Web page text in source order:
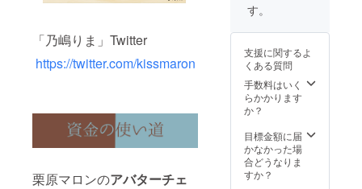
「乃嶋りま」Twitter
https://twitter.com/kissmaron
栗原マロンのアバターチェ
にお書
さい。
す。
支援に関するよ
くある質問
手数料はいく
らかかります
か？
目標金額に届
かなかった場
合どうなりま
すか？